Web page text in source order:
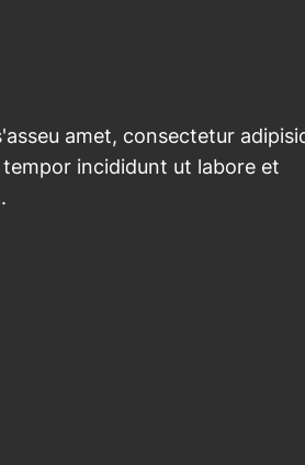
amet, consectetur
incididunt ut labore et